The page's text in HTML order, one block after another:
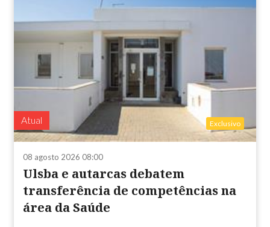
Atual Exclusivo
08 agosto 2026 08:00
Ulsba e autarcas debatem
transferência de competências na
área da Saúde